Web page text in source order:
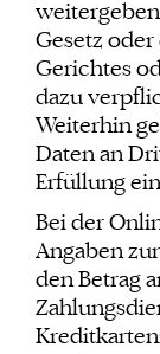
Gesetz
Gerichtes
dazu
Weiterhin
Daten an
Erfüllung
Bei der
Angaben
den Betrag